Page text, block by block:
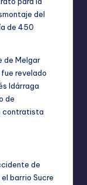
del
de 450
de Melgar
fue revelado
Idárraga
de
contratista
de
barrio Sucre